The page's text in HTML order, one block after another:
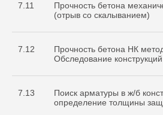
7.11
Прочность бетона
(отрыв со скалыванием)
7.12
Прочность бетона НК
Обследование
7.13
Поиск арматуры в ж/б
определение толщины